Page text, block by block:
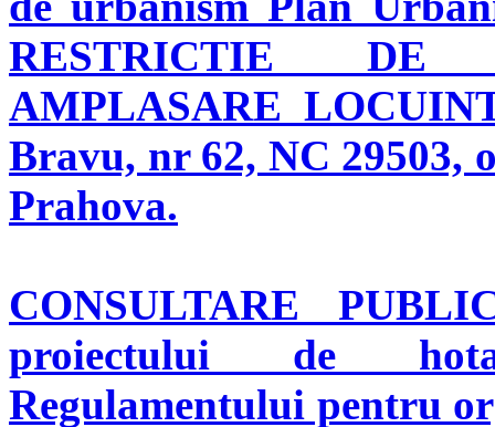
RESTRICTIE DE
AMPLASARE
Bravu, nr 62, NC 29503,
Prahova.
CONSULTARE
proiectului de
Regulamentului pentru